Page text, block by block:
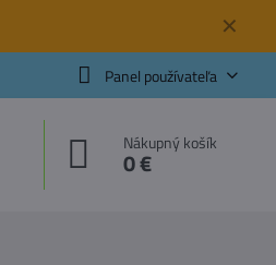
✕
Panel používateľa
Nákupný košík
0 €